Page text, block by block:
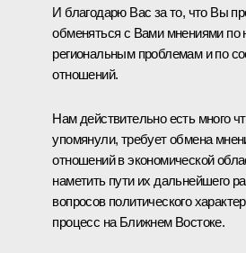
И благодарю Вас за то, что Вы
обменяться с Вами мнениями по
региональным проблемам и по
отношений.
Нам действительно есть много
упомянули, требует обмена
отношений в экономической
наметить пути их дальнейшего
вопросов политического
процесс на Ближнем Востоке.